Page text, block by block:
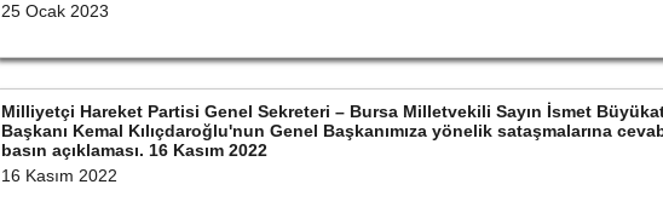
25 Ocak 2023
Milliyetçi Hareket Partisi Genel Sekreteri – Bursa Milletvekili Sayın İsmet
Başkanı Kemal Kılıçdaroğlu'nun Genel Başkanımıza yönelik sataşmalarına
basın açıklaması. 16 Kasım 2022
16 Kasım 2022